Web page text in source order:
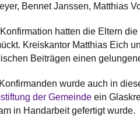
Bennet Janssen, Matthias
hatten die Eltern
Kreiskantor Matthias Eich
Beiträgen einen
wurde auch in
der Gemeindeein
in Handarbeit gefertigt wurde.